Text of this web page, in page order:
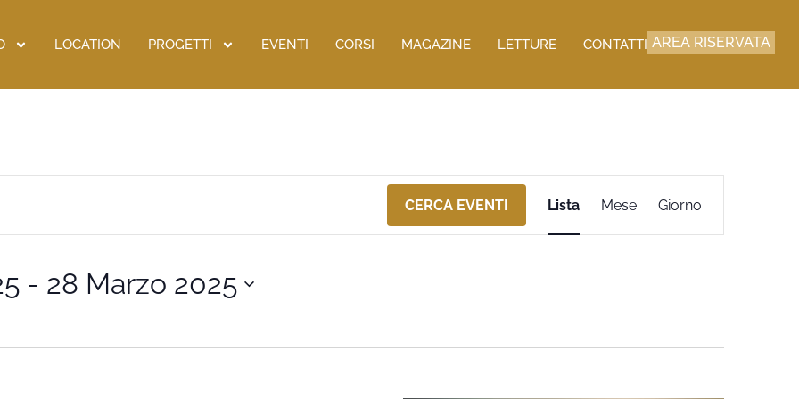
LOCATION PROGETTI EVENTI CORSI MAGAZINE LETTURE CONTATTI AREA RISERVATA
CERCA EVENTI
Viste
Lista Mese Giorno
- 28 Marzo 2025